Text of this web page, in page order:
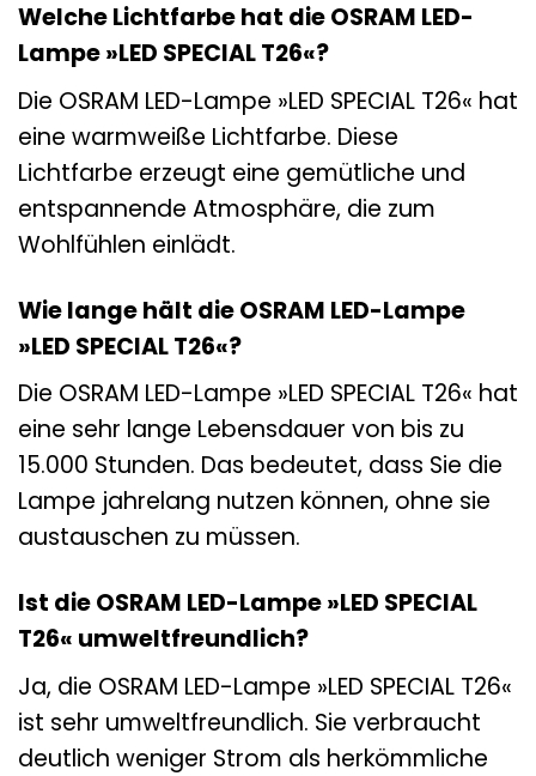
Welche Lichtfarbe hat die OSRAM LED-
Lampe »LED SPECIAL T26«?
Die OSRAM LED-Lampe »LED SPECIAL T26« hat
eine warmweiße Lichtfarbe. Diese
Lichtfarbe erzeugt eine gemütliche und
entspannende Atmosphäre, die zum
Wohlfühlen einlädt.
Wie lange hält die OSRAM LED-Lampe
»LED SPECIAL T26«?
Die OSRAM LED-Lampe »LED SPECIAL T26« hat
eine sehr lange Lebensdauer von bis zu
15.000 Stunden. Das bedeutet, dass Sie die
Lampe jahrelang nutzen können, ohne sie
austauschen zu müssen.
Ist die OSRAM LED-Lampe »LED SPECIAL
T26« umweltfreundlich?
Ja, die OSRAM LED-Lampe »LED SPECIAL T26«
ist sehr umweltfreundlich. Sie verbraucht
deutlich weniger Strom als herkömmliche